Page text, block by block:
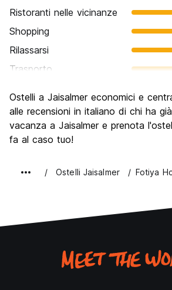
Ristoranti nelle vicinanze
Shopping
Rilassarsi
Trasporto
Luoghi di interesse culturale
Festa / Vita notturna
Qualita' Prezzo
Ostelli a Jaisalmer economici e
alle recensioni in italiano di chi ha
vacanza a Jaisalmer e prenota
fa al caso tuo!
Ostelli Jaisalmer Fotiya